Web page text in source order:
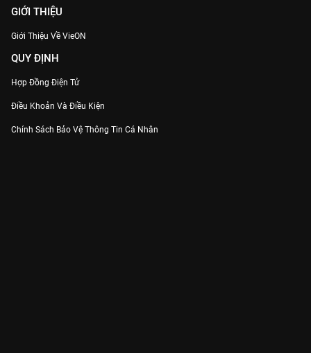
GIỚI THIỆU
Giới Thiệu Về VieON
QUY ĐỊNH
Hợp Đồng Điện Tử
Điều Khoản Và Điều Kiện
Chính Sách Bảo Vệ Thông Tin Cá Nhân